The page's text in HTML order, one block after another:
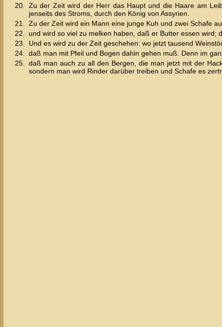
20.
Zu der Zeit wird der Herr das Haupt und die Haare am
jenseits des Stroms, durch den König von Assyrien.
21.
Zu der Zeit wird ein Mann eine junge Kuh und zwei Schafe
22.
und wird so viel zu melken haben, daß er Butter essen
23.
Und es wird zu der Zeit geschehen: wo jetzt tausend
24.
daß man mit Pfeil und Bogen dahin gehen muß. Denn im
25.
daß man auch zu all den Bergen, die man jetzt mit der
sondern man wird Rinder darüber treiben und Schafe es